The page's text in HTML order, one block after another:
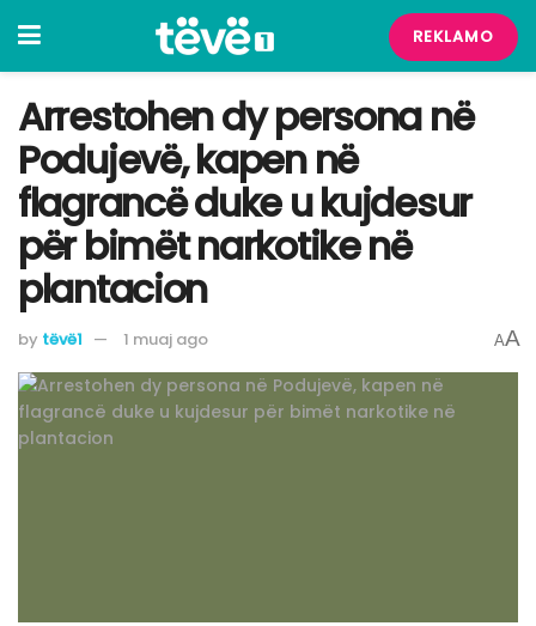
REKLAMO
Arrestohen dy persona në
Podujevë, kapen në
flagrancë duke u kujdesur
për bimët narkotike në
plantacion
by tëvë1 1 muaj ago AA